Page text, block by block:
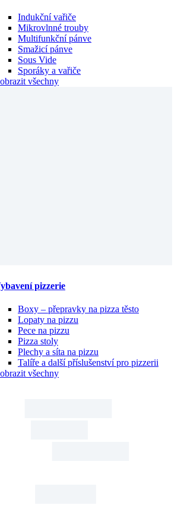
Indukční vařiče
Mikrovlnné trouby
Multifunkční pánve
Smažicí pánve
Sous Vide
Sporáky a vařiče
všechny
pizzerie
Boxy – přepravky na pizza těsto
Lopaty na pizzu
Pece na pizzu
Pizza stoly
Plechy a síta na pizzu
Talíře a další příslušenství pro pizzerii
všechny